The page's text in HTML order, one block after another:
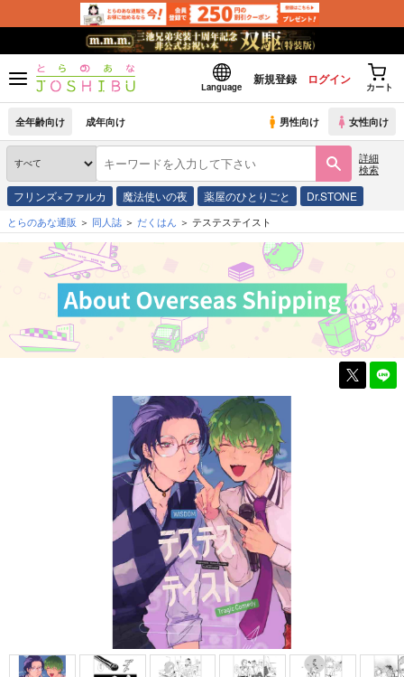
Language
新規登録 ログイン
カート
全年齢向け 成年向け 男性向け 女性向け
詳細
検索
フリンズ×ファルカ 魔法使いの夜 薬屋のひとりごと Dr.STONE
とらのあな通販 同人誌 だくはん テステステイスト